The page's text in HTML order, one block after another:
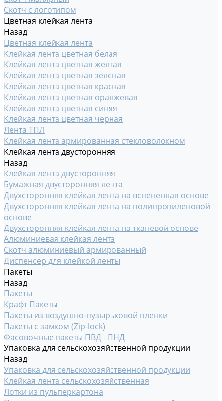
Скотч с логотипом
Цветная клейкая лента
Назад
Цветная клейкая лента
Клейкая лента цветная белая
Клейкая лента цветная желтая
Клейкая лента цветная зеленая
Клейкая лента цветная красная
Клейкая лента цветная оранжевая
Клейкая лента цветная синяя
Клейкая лента цветная черная
Лента ТПЛ
Клейкая лента армированная стекловолокном
Клейкая лента двусторонняя
Назад
Клейкая лента двусторонняя
Бумажная двусторонняя лента
Двухсторонняя клейкая лента на вспененная основе
Двухсторонняя клейкая лента на полипропиленовой
основе
Двухсторонняя клейкая лента на тканевой основе
Алюминиевая клейкая лента
Скотч алюминиевый армированный
Диспенсер для клейкой ленты
Пакеты
Назад
Пакеты
Крафт Пакеты
Пакеты из воздушно-пузырьковой пленки
Пакеты с замком (Zip-lock)
Фасовочные пакеты ПВД - ПНД
Упаковка для сельскохозяйственной продукции
Назад
Упаковка для сельскохозяйственной продукции
Клейкая лента сельскохозяйственная
Лотки из пульперкартона